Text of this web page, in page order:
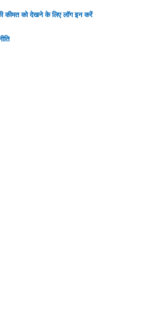
कीमत को देखने के लिए लॉग इन करें